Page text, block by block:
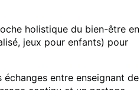
holistique du bien-être en
jeux pour enfants) pour
échanges entre enseignant de